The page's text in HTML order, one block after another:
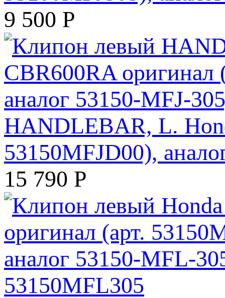
9 500 Р
HANDLEBAR, L.
53150MFJD00),
15 790 Р